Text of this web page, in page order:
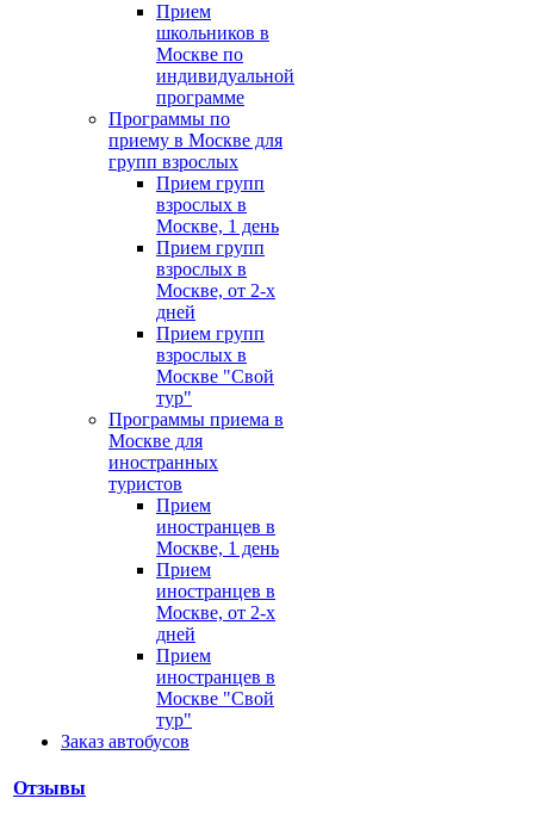
Прием
школьников в
Москве по
индивидуальной
программе
Программы по
приему в Москве для
групп взрослых
Прием групп
взрослых в
Москве, 1 день
Прием групп
взрослых в
Москве, от 2-х
дней
Прием групп
взрослых в
Москве "Свой
тур"
Программы приема в
Москве для
иностранных
туристов
Прием
иностранцев в
Москве, 1 день
Прием
иностранцев в
Москве, от 2-х
дней
Прием
иностранцев в
Москве "Свой
тур"
Заказ автобусов
Отзывы